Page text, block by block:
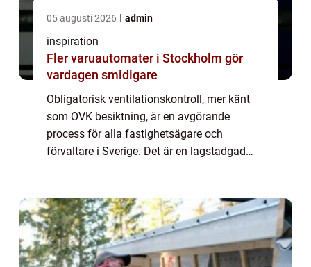
05 augusti 2026 admin
inspiration
Fler varuautomater i Stockholm gör
vardagen smidigare
Obligatorisk ventilationskontroll, mer känt
som OVK besiktning, är en avgörande
process för alla fastighetsägare och
förvaltare i Sverige. Det är en lagstadgad